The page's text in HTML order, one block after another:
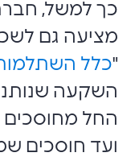
כך למשל,
מציעה גם
"כלל
השקעה
החל מחוסכים
ועד חוסכים